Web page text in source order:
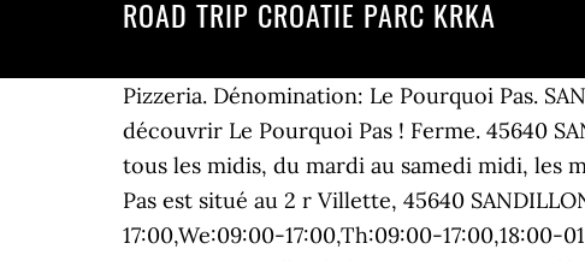
ROAD TRIP CROATIE PARC KRKA
Pizzeria. Dénomination: Le Pourquoi Pas. SANDILLON. Direction Sandillon, à quelques minutes du centre-ville d'Orléans, pour découvrir Le Pourquoi Pas ! Ferme. 45640 SANDILLON. Recevez gratuitement les … Département: Loiret. L'établissement est ouvert tous les midis, du mardi au samedi midi, les mercredis, jeudis, vendredis, et samedis soir. 45640 SANDILLON. Sandillon. Le Pourquoi Pas est situé au 2 r Villette, 45640 SANDILLON Tous les professionnels de la ville de Sandillon Ouverture: Mo:09:00-17:00,Tu:09:00-17:00,We:09:00-17:00,Th:09:00-17:00,18:00-01:00,Fr:09:00-17:00,18:00-01:00,Sa:18:00-01:00,Su:09:00-16:00,;Description: Le Pourquoi Pas vous accueille chaleureusement pour déguster des plats savoureux. Puis le jeudi, vendredi et samedi soir. Réalisée uniquement à base de produits frais, de saison et de qualité, sa cuisine est traditionnelle et d'actualité à la fois. Le Pourquoi Pas ! Nous avons trouvé d'excellents résultats, mais certains sont à l'extérieur de Sandillon. Ouvre à 09h00. Nulle part ailleurs Sandillon. 2 r Villette, 45640 SANDILLON, voir sur la carte. Facebook. réservations et renseignements : 09 83 21 68 35. Consultez les avis clients et les horaires pour faire votre choix. Boucherie. Rendez-vous à Sandillon. La recherche de murs de commerce de qualité n'est pas chose facile aujourd'hui, dans la mesure où le nombre de biens actuellement disponibles sur le marché est nettement inférieur au nombre de demandes d'investissement. Ici, pas de carte à rallonge, l'établissement Loirétain vous propose des recettes délicieuses et fraîchement préparées, déclinées en trois entrées, trois plats et trois desserts au choix, dans trois formules (entrée-plat ou plat-dessert à 12 €, entrée-plat-dessert à 13,50 €). Le portail boursorama.com compte plus de 30 millions de visites mensuelles et plus de 290 millions de pages vues par mois, en moyenne. C'est ainsi qu'ils proposent un samedi tous les deux mois, « Le restaurant pour tous ». Contact & Localisation. Vous êtes au bon endroit. Le site Mappy requiert WebGL pour fonctionner correctement. restaurants, cafés, bars. Cela explique pourquoi les prix de ces biens immobiliers ont considérablement augmenté ces dernières années. Noctambule Duo. ×. Le Pourquoi Pas, Sandillon. Le dimanche 30 juin 2019, à partir de 9 h 30, venez profiter de la Fête de Loire de Sandillon, à 12 km d’Orléans, dans le Loiret.L’échappée à vélo construite autour de cet événement vous fera découvrir la beauté naturelle des bords de Loire et vous pourrez profiter de moments conviviaux avec toute votre petite famille ou vos amis. restaurants . 06 22 80 44 27 ; bouchardolivier@live.fr ; website--613427348460305036010-restaurant.business.site ; Facebook Olivier Bouchard, à Sandillon, fait face à une situation doublement inhabituelle : cuisiner pour ses clients avant même d’avoir pu les accueillir. Le salaire mensuel chez Amazon.com est compris entre environ 1 574 € par mois pour le poste "Chauffeur Livreur (H/F)" et 2 558 € par mois pour le poste "Agent d'exploitation (H/F)". Parcours. Pour toute demande, merci de remplir le formulaire ci-dessous. Automobile - Vente de véhicules d'occasion Retrouvez toutes les coordonnées et informations des professionnels dans l’annuaire PagesJaunes. 2 avis. le lieu d'hexibe qui sera connu que sur le site et pourquoi pas changer si cela devient trop fréquenté en plus je suis certain que d'autres couples iront Ouvert jusqu'à 17h00. 2, rue de la Villette.